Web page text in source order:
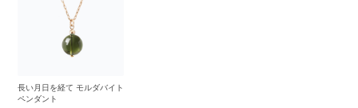
長い月日を経て モルダバイト
ペンダント